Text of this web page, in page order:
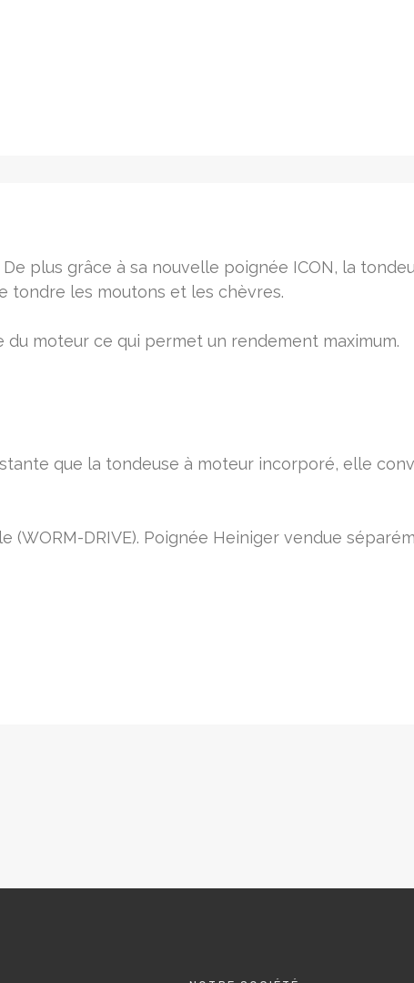
plus grâce à sa nouvelle poignée ICON, la
tondre les moutons et les chèvres.
moteur ce qui permet un rendement maximum.
que la tondeuse à moteur incorporé, elle
DRIVE). Poignée Heiniger vendue